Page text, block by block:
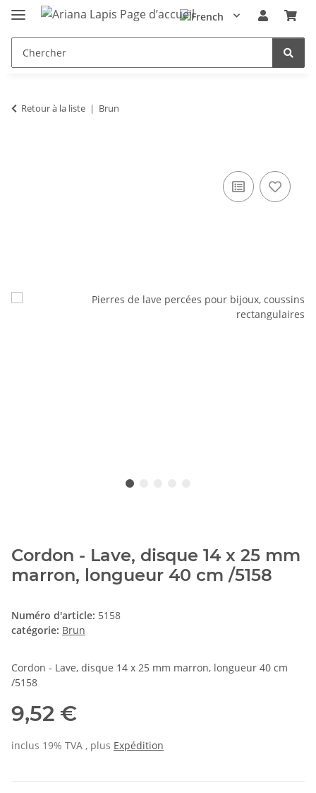
Retour à la liste Brun
Cordon - Lave, disque 14 x 25 mm
marron, longueur 40 cm /5158
Numéro d'article: 5158
catégorie: Brun
Cordon - Lave, disque 14 x 25 mm marron, longueur 40 cm
/5158
9,52 €
inclus 19% TVA , plus Expédition